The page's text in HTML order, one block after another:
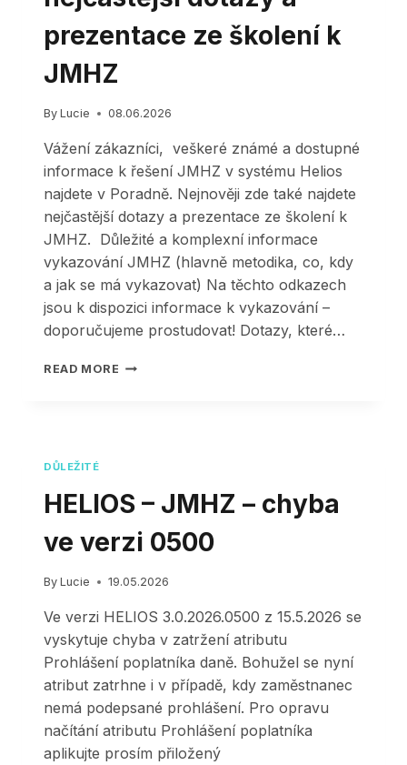
prezentace ze školení k
JMHZ
By Lucie 08.06.2026
Vážení zákazníci, veškeré známé a dostupné
informace k řešení JMHZ v systému Helios
najdete v Poradně. Nejnověji zde také najdete
nejčastější dotazy a prezentace ze školení k
JMHZ. Důležité a komplexní informace
vykazování JMHZ (hlavně metodika, co, kdy
a jak se má vykazovat) Na těchto odkazech
jsou k dispozici informace k vykazování –
doporučujeme prostudovat! Dotazy, které…
READ MORE HELIOS
PREZENTACE
ZE
K
DŮLEŽITÉ
HELIOS – JMHZ – chyba
ve verzi 0500
By Lucie 19.05.2026
Ve verzi HELIOS 3.0.2026.0500 z 15.5.2026 se
vyskytuje chyba v zatržení atributu
Prohlášení poplatníka daně. Bohužel se nyní
atribut zatrhne i v případě, kdy zaměstnanec
nemá podepsané prohlášení. Pro opravu
načítání atributu Prohlášení poplatníka
aplikujte prosím přiložený